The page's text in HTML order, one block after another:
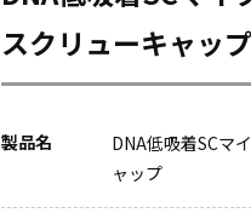
スクリューキャップ
製品名
DNA低吸着SCマ
ャップ